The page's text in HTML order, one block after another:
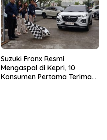
Suzuki Fronx Resmi
Mengaspal di Kepri, 10
Konsumen Pertama Terima